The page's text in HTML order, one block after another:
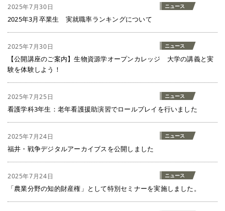
2025年7月30日 ニュース
2025年3月卒業生 実就職率ランキングについて
2025年7月30日 ニュース
【公開講座のご案内】生物資源学オープンカレッジ 大学の講義と実
験を体験しよう！
2025年7月25日 ニュース
看護学科3年生：老年看護援助演習でロールプレイを行いました
2025年7月24日 ニュース
福井・戦争デジタルアーカイブスを公開しました
2025年7月24日 ニュース
「農業分野の知的財産権」として特別セミナーを実施しました。